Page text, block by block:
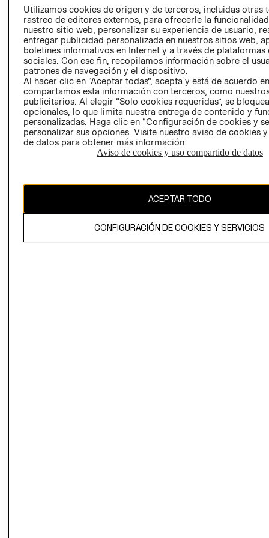
PRENSA
RELACIÓN CON
INVERSIONISTAS
POLÍTICA
EMPRESARIAL
- RETIRO EN
TIENDA
TÉRMINOS Y
CONDICIONES
AVISO DE
PRIVACIDAD
GIFT CARD
AVISO DE
COOKIES
CAMBIAR REGIÓN
Utilizamos cookies de origen y de terceros, incluidas otras
rastreo de editores externos, para ofrecerle la
nuestro sitio web, personalizar su experiencia de usuario,
entregar publicidad personalizada en nuestros sitios web,
boletines informativos en Internet y a través de plataformas
sociales. Con ese fin, recopilamos información sobre el
patrones de navegación y el dispositivo.
Al hacer clic en “Aceptar todas”, acepta y está de acuerdo
compartamos esta información con terceros, como
publicitarios. Al elegir “Solo cookies requeridas”, se
opcionales, lo que limita nuestra entrega de contenido y
personalizadas. Haga clic en “Configuración de cookies y
personalizar sus opciones. Visite nuestro aviso de cookies
de datos para obtener más información.
Aviso de cookies y uso compartido de datos
ACEPTAR TODO
CONFIGURACIÓN DE COOKIES Y SERVICIOS